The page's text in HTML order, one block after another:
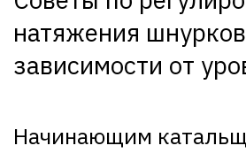
натяжения
зависимости от
Начинающим